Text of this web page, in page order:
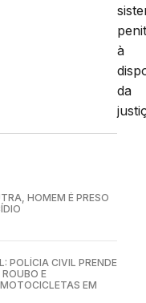
à
da
HOMEM É PRESO
POLÍCIA CIVIL PRENDE
E
EM